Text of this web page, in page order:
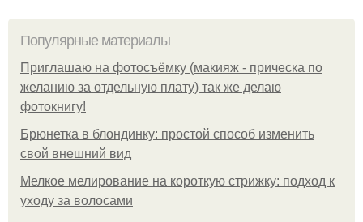
Популярные материалы
Приглашаю на фотосъёмку (макияж - прическа по
желанию за отдельную плату) так же делаю
фотокнигу!
Брюнетка в блондинку: простой способ изменить
свой внешний вид
Мелкое мелирование на короткую стрижку: подход к
уходу за волосами